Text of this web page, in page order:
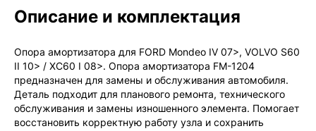
1-3 дня, от 385 ₽
Описание и комплектация
Опора амортизатора для FORD Mondeo IV 07>, VOLVO S60
II 10> / XC60 I 08>. Опора амортизатора FM-1204
предназначен для замены и обслуживания автомобиля.
Деталь подходит для планового ремонта, технического
обслуживания и замены изношенного элемента. Помогает
восстановить корректную работу узла и сохранить